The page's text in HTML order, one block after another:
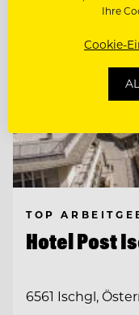
TOP
Hotel Post
6561 Ischgl,
Ihre
Cookie-